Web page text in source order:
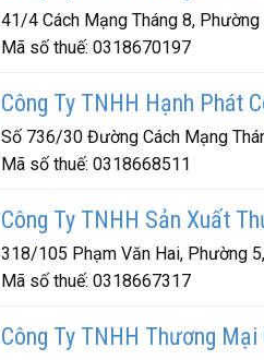
41/4 Cách Mạng Tháng 8, Phường
Mã số thuế: 0318670197
Công Ty TNHH Hạnh Phát
Số 736/30 Đường Cách Mạng
Mã số thuế: 0318668511
Công Ty TNHH Sản Xuất
318/105 Phạm Văn Hai, Phường
Mã số thuế: 0318667317
Công Ty TNHH Thương Mại